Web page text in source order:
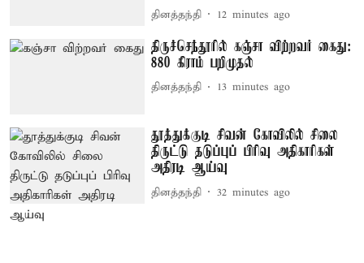
தினத்தந்தி 12 minutes ago
திருச்செந்தூரில் கஞ்சா விற்றவர் கைது:
880 கிராம் பறிமுதல்
தினத்தந்தி 13 minutes ago
தூத்துக்குடி சிவன் கோவிலில் சிலை
திருட்டு தடுப்புப் பிரிவு அதிகாரிகள்
அதிரடி ஆய்வு
தினத்தந்தி 32 minutes ago